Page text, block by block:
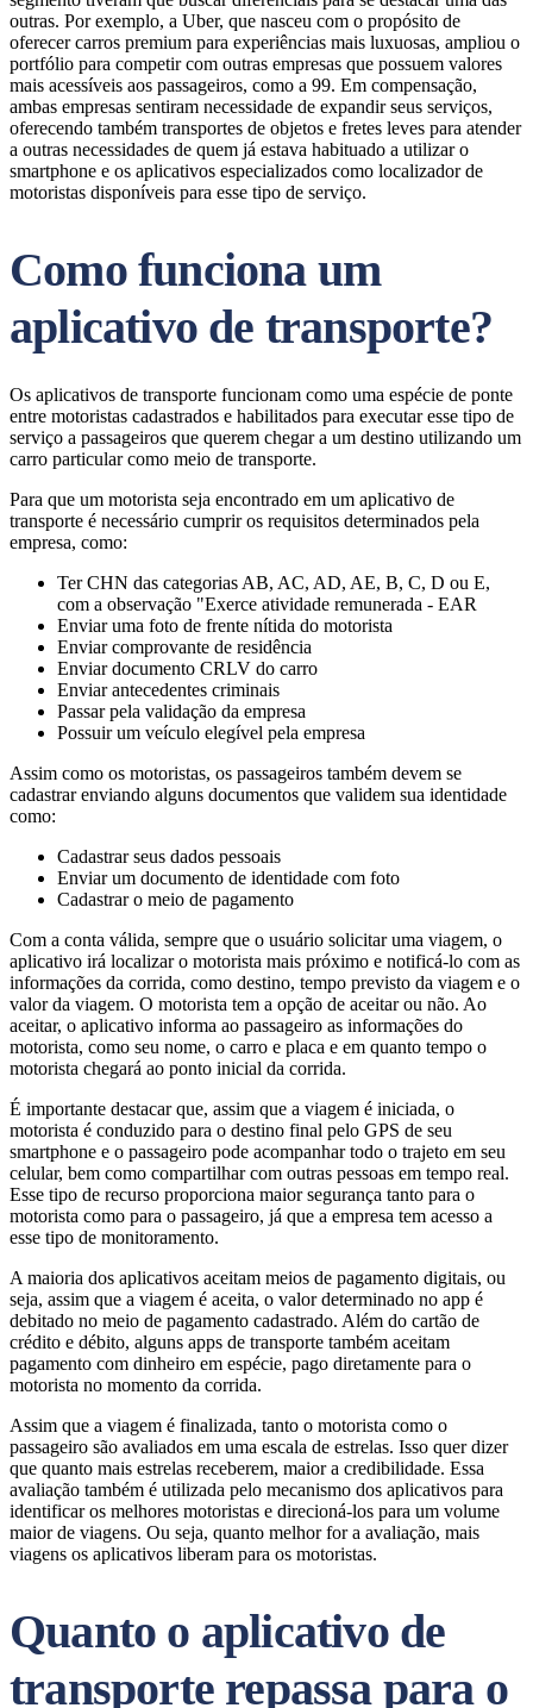
outras. Por exemplo, a Uber, que nasceu com o propósito de
oferecer carros premium para experiências mais luxuosas, ampliou o
portfólio para competir com outras empresas que possuem valores
mais acessíveis aos passageiros, como a 99. Em compensação,
ambas empresas sentiram necessidade de expandir seus serviços,
oferecendo também transportes de objetos e fretes leves para atender
a outras necessidades de quem já estava habituado a utilizar o
smartphone e os aplicativos especializados como localizador de
motoristas disponíveis para esse tipo de serviço.
Como funciona um
aplicativo de transporte?
Os aplicativos de transporte funcionam como uma espécie de ponte
entre motoristas cadastrados e habilitados para executar esse tipo de
serviço a passageiros que querem chegar a um destino utilizando um
carro particular como meio de transporte.
Para que um motorista seja encontrado em um aplicativo de
transporte é necessário cumprir os requisitos determinados pela
empresa, como:
Ter CHN das categorias AB, AC, AD, AE, B, C, D ou E,
com a observação "Exerce atividade remunerada - EAR
Enviar uma foto de frente nítida do motorista
Enviar comprovante de residência
Enviar documento CRLV do carro
Enviar antecedentes criminais
Passar pela validação da empresa
Possuir um veículo elegível pela empresa
Assim como os motoristas, os passageiros também devem se
cadastrar enviando alguns documentos que validem sua identidade
como:
Cadastrar seus dados pessoais
Enviar um documento de identidade com foto
Cadastrar o meio de pagamento
Com a conta válida, sempre que o usuário solicitar uma viagem, o
aplicativo irá localizar o motorista mais próximo e notificá-lo com as
informações da corrida, como destino, tempo previsto da viagem e o
valor da viagem. O motorista tem a opção de aceitar ou não. Ao
aceitar, o aplicativo informa ao passageiro as informações do
motorista, como seu nome, o carro e placa e em quanto tempo o
motorista chegará ao ponto inicial da corrida.
É importante destacar que, assim que a viagem é iniciada, o
motorista é conduzido para o destino final pelo GPS de seu
smartphone e o passageiro pode acompanhar todo o trajeto em seu
celular, bem como compartilhar com outras pessoas em tempo real.
Esse tipo de recurso proporciona maior segurança tanto para o
motorista como para o passageiro, já que a empresa tem acesso a
esse tipo de monitoramento.
A maioria dos aplicativos aceitam meios de pagamento digitais, ou
seja, assim que a viagem é aceita, o valor determinado no app é
debitado no meio de pagamento cadastrado. Além do cartão de
crédito e débito, alguns apps de transporte também aceitam
pagamento com dinheiro em espécie, pago diretamente para o
motorista no momento da corrida.
Assim que a viagem é finalizada, tanto o motorista como o
passageiro são avaliados em uma escala de estrelas. Isso quer dizer
que quanto mais estrelas receberem, maior a credibilidade. Essa
avaliação também é utilizada pelo mecanismo dos aplicativos para
identificar os melhores motoristas e direcioná-los para um volume
maior de viagens. Ou seja, quanto melhor for a avaliação, mais
viagens os aplicativos liberam para os motoristas.
Quanto o aplicativo de
transporte repassa para o